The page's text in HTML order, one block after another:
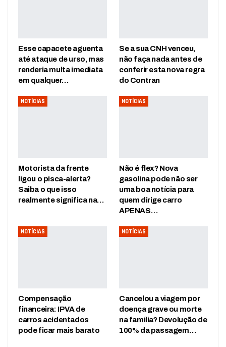
Esse capacete aguenta
até ataque de urso, mas
renderia multa imediata
em qualquer…
Se a sua CNH venceu,
não faça nada antes de
conferir esta nova regra
do Contran
NOTÍCIAS
Motorista da frente
ligou o pisca-alerta?
Saiba o que isso
realmente significa na…
NOTÍCIAS
Não é flex? Nova
gasolina pode não ser
uma boa notícia para
quem dirige carro
APENAS…
NOTÍCIAS
Compensação
financeira: IPVA de
carros acidentados
pode ficar mais barato
NOTÍCIAS
Cancelou a viagem por
doença grave ou morte
na família? Devolução de
100% da passagem…